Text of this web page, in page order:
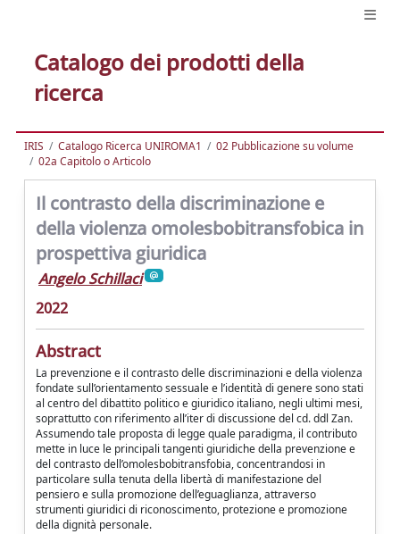
Catalogo dei prodotti della
ricerca
IRIS Catalogo Ricerca UNIROMA1
02 Pubblicazione su volume
02a Capitolo o Articolo
Il contrasto della discriminazione e
della violenza omolesbobitransfobica in
prospettiva giuridica
Angelo Schillaci
2022
Abstract
La prevenzione e il contrasto delle discriminazioni e della violenza
fondate sull’orientamento sessuale e l’identità di genere sono stati
al centro del dibattito politico e giuridico italiano, negli ultimi mesi,
soprattutto con riferimento all’iter di discussione del cd. ddl Zan.
Assumendo tale proposta di legge quale paradigma, il contributo
mette in luce le principali tangenti giuridiche della prevenzione e
del contrasto dell’omolesbobitransfobia, concentrandosi in
particolare sulla tenuta della libertà di manifestazione del
pensiero e sulla promozione dell’eguaglianza, attraverso
strumenti giuridici di riconoscimento, protezione e promozione
della dignità personale.